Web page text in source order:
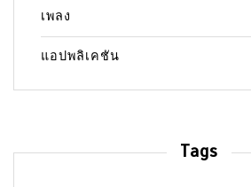
เพลง
แอปพลิเคชัน
Tags